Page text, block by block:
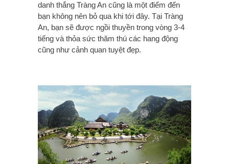
danh thắng Tràng An cũng là một điểm đến
bạn không nên bỏ qua khi tới đây. Tại Tràng
An, bạn sẽ được ngồi thuyền trong vòng 3-4
tiếng và thỏa sức thăm thú các hang động
cũng như cảnh quan tuyệt đẹp.